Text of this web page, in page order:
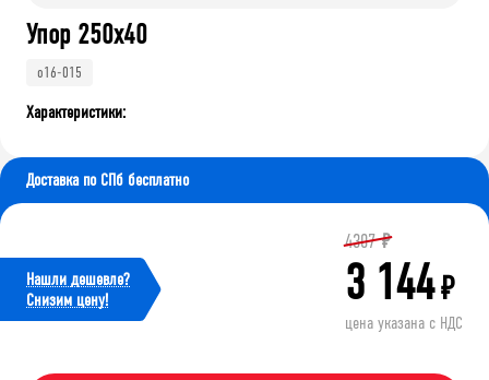
Упор 250х40
o16-015
Характеристики:
Доставка по СПб бесплатно
Нашли дешевле?
Cнизим цену!
4307 ₽
3 144₽
цена указана с НДС